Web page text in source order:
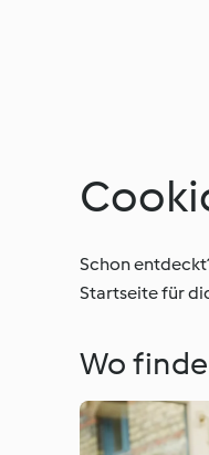
Schon
Startseite für
Wo